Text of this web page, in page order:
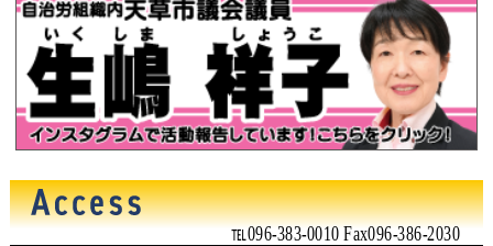
℡096-383-0010 Fax096-386-2030